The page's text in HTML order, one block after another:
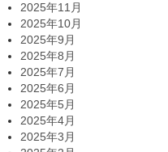
2025年11月
2025年10月
2025年9月
2025年8月
2025年7月
2025年6月
2025年5月
2025年4月
2025年3月